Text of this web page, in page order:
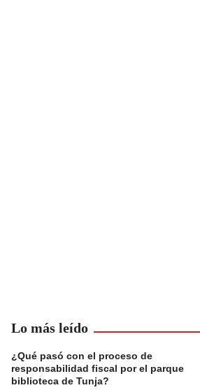
Lo más leído
¿Qué pasó con el proceso de
responsabilidad fiscal por el parque
biblioteca de Tunja?